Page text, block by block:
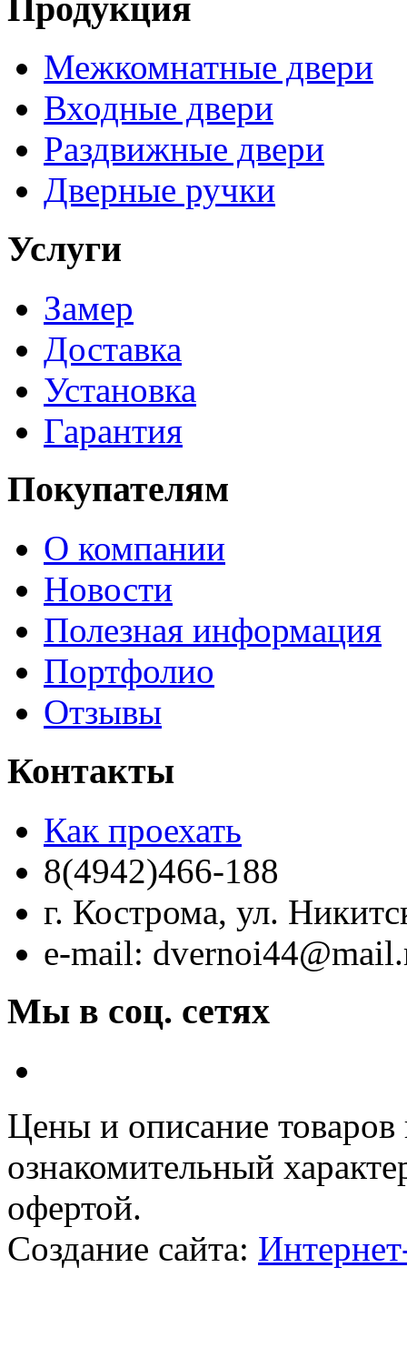
Продукция
Межкомнатные двери
Входные двери
Раздвижные двери
Дверные ручки
Услуги
Замер
Доставка
Установка
Гарантия
Покупателям
О компании
Новости
Полезная информация
Портфолио
Отзывы
Контакты
Как проехать
8(4942)466-188
г. Кострома, ул.
e-mail:
Мы в соц. сетях
Цeны и описание
ознакомительный
офeртой.
Создание сайта: